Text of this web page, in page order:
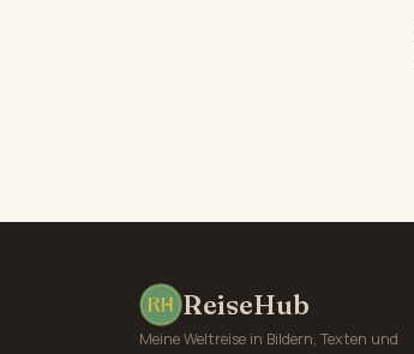
ReiseHub
Meine Weltreise in Bildern, Texten und